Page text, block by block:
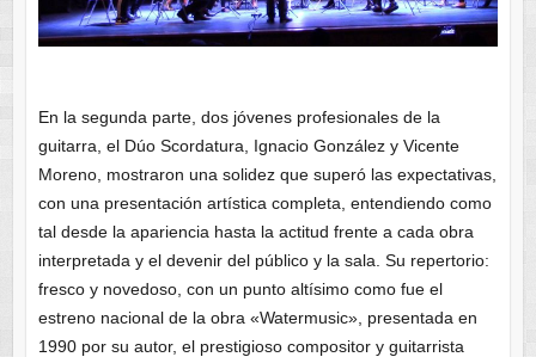
En la segunda parte, dos jóvenes profesionales de la
guitarra, el Dúo Scordatura, Ignacio González y Vicente
Moreno, mostraron una solidez que superó las expectativas,
con una presentación artística completa, entendiendo como
tal desde la apariencia hasta la actitud frente a cada obra
interpretada y el devenir del público y la sala. Su repertorio:
fresco y novedoso, con un punto altísimo como fue el
estreno nacional de la obra «Watermusic», presentada en
1990 por su autor, el prestigioso compositor y guitarrista